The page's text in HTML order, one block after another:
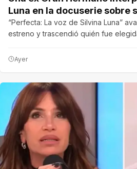
Luna en la docuserie sobre
“Perfecta: La voz de Silvina Luna”
estreno y trascendió quién fue
Ayer